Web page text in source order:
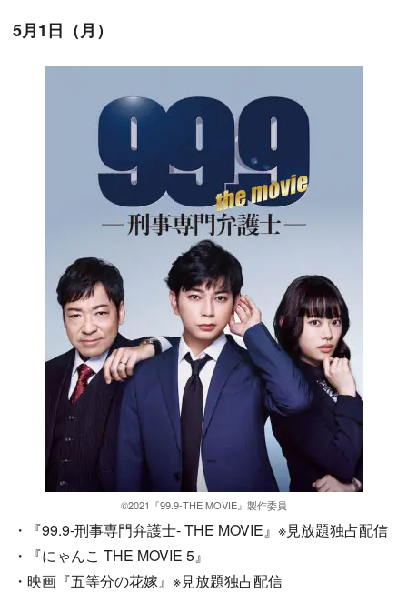
5月1日（月）
©2021『99.9-THE MOVIE』製作委員
・『99.9-刑事専門弁護士- THE MOVIE』※見放題独占配信
・『にゃんこ THE MOVIE 5』
・映画『五等分の花嫁』※見放題独占配信